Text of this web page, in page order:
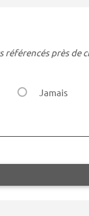
référencés près de
Jamais